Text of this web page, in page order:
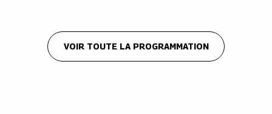
VOIR TOUTE LA PROGRAMMATION